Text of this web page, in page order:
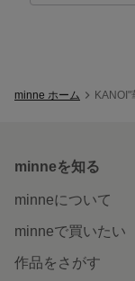
minne ホーム
minneを知る
minneについて
minneで買いたい
作品をさがす